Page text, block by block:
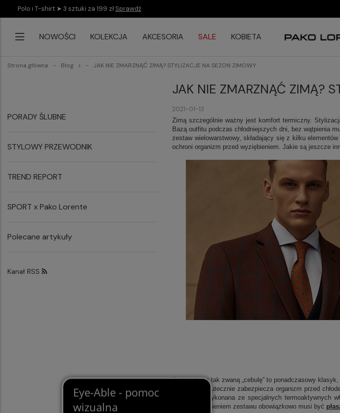
Polo i T-shirt ➤ 3 sztuki za 199 zł Sprawdź
NOWOŚCI KOLEKCJA AKCESORIA SALE KOBIETA
Strona główna Blog JAK NIE ZMARZNĄĆ ZIMĄ? STYLIZACJE NA SEZON ZIMOWY
PORADY ŚLUBNE
STYLOWY PRZEWODNIK
TREND REPORT
SPORT x Pako Lorente
Polecane artykuły
Kanał RSS
JAK NIE ZMARZNĄĆ ZIMĄ?
2021-01-13
Zimą szczególnie ważny jest komfort termiczny.
Bazą outfitu podczas chłodniejszych dni, bez wątpienia
zestaw wielowarstwowy, składający się z kilku
ochroni organizm przed wyziębieniem. Jakie są jeszcze
Stylizacja na tak zwaną „cebulę” to ponadczasowy
tkaninach, skutecznie zabezpiecza organizm przed
najlepiej ta wykonana ze specjalnych termoaktywnych
. Dopełnieniem zestawu obowiązkowo musi być